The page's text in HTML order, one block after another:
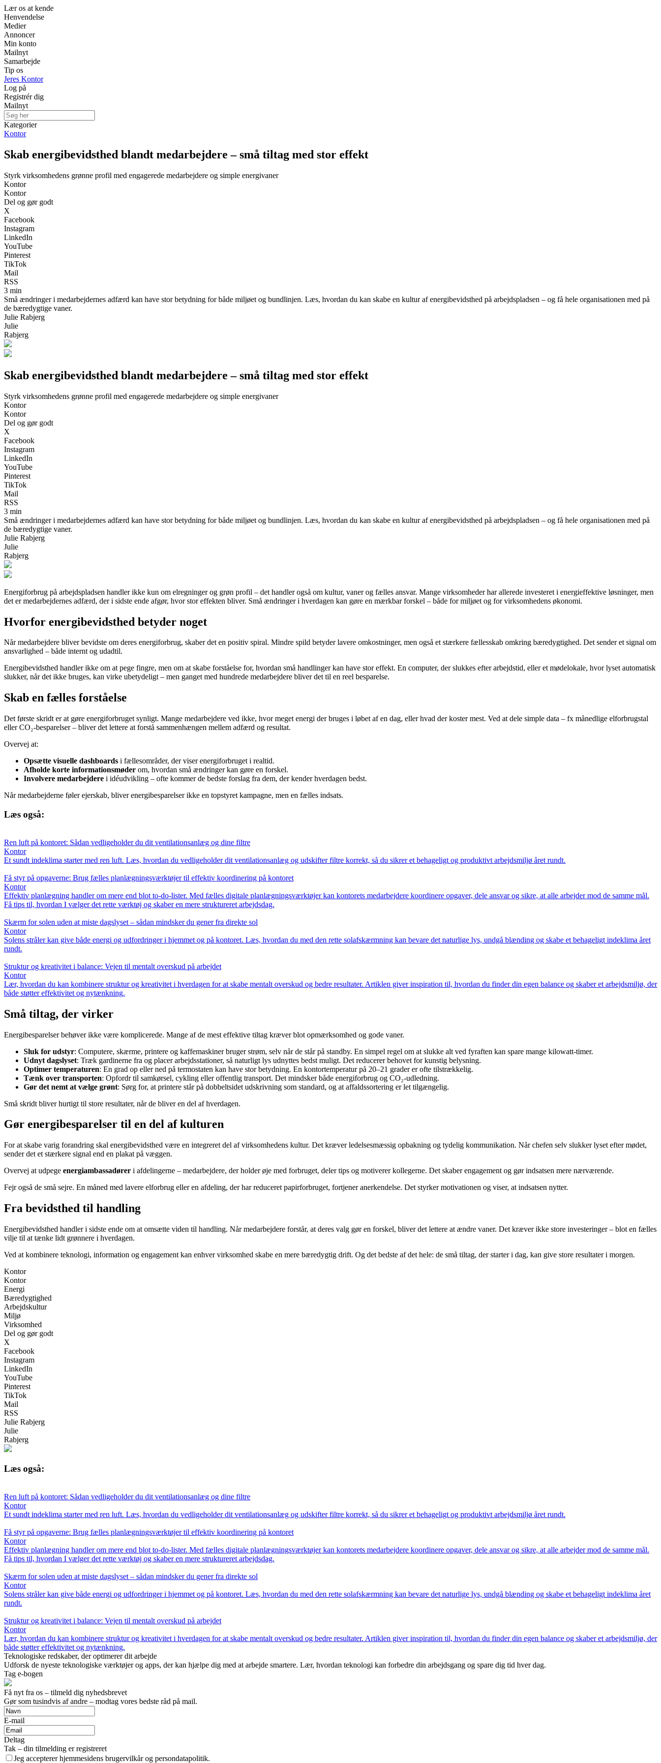
Lær os at kende
Henvendelse
Medier
Annoncer
Min konto
Mailnyt
Samarbejde
Tip os
Jeres Kontor
Log på
Registrér dig
Mailnyt
Kategorier
Kontor
Skab energibevidsthed blandt medarbejdere – små tiltag med stor effekt
Styrk virksomhedens grønne profil med engagerede medarbejdere og simple energivaner
Kontor
Kontor
Del og gør godt
X
Facebook
Instagram
LinkedIn
YouTube
Pinterest
TikTok
Mail
RSS
3 min
Små ændringer i medarbejdernes adfærd kan have stor betydning for både miljøet og bundlinjen. Læs, hvordan du kan skabe en kultur af energibevidsthed på arbejdspladsen – og få hele organisationen med på
de bæredygtige vaner.
Julie Rabjerg
Julie
Rabjerg
Skab energibevidsthed blandt medarbejdere – små tiltag med stor effekt
Styrk virksomhedens grønne profil med engagerede medarbejdere og simple energivaner
Kontor
Kontor
Del og gør godt
X
Facebook
Instagram
LinkedIn
YouTube
Pinterest
TikTok
Mail
RSS
3 min
Små ændringer i medarbejdernes adfærd kan have stor betydning for både miljøet og bundlinjen. Læs, hvordan du kan skabe en kultur af energibevidsthed på arbejdspladsen – og få hele organisationen med på
de bæredygtige vaner.
Julie Rabjerg
Julie
Rabjerg
Energiforbrug på arbejdspladsen handler ikke kun om elregninger og grøn profil – det handler også om kultur, vaner og fælles ansvar. Mange virksomheder har allerede investeret i energieffektive løsninger, men
det er medarbejdernes adfærd, der i sidste ende afgør, hvor stor effekten bliver. Små ændringer i hverdagen kan gøre en mærkbar forskel – både for miljøet og for virksomhedens økonomi.
Hvorfor energibevidsthed betyder noget
Når medarbejdere bliver bevidste om deres energiforbrug, skaber det en positiv spiral. Mindre spild betyder lavere omkostninger, men også et stærkere fællesskab omkring bæredygtighed. Det sender et signal om
ansvarlighed – både internt og udadtil.
Energibevidsthed handler ikke om at pege fingre, men om at skabe forståelse for, hvordan små handlinger kan have stor effekt. En computer, der slukkes efter arbejdstid, eller et mødelokale, hvor lyset automatisk
slukker, når det ikke bruges, kan virke ubetydeligt – men ganget med hundrede medarbejdere bliver det til en reel besparelse.
Skab en fælles forståelse
Det første skridt er at gøre energiforbruget synligt. Mange medarbejdere ved ikke, hvor meget energi der bruges i løbet af en dag, eller hvad der koster mest. Ved at dele simple data – fx månedlige elforbrugstal
eller CO₂-besparelser – bliver det lettere at forstå sammenhængen mellem adfærd og resultat.
Overvej at:
Opsætte visuelle dashboards i fællesområder, der viser energiforbruget i realtid.
Afholde korte informationsmøder om, hvordan små ændringer kan gøre en forskel.
Involvere medarbejdere i idéudvikling – ofte kommer de bedste forslag fra dem, der kender hverdagen bedst.
Når medarbejderne føler ejerskab, bliver energibesparelser ikke en topstyret kampagne, men en fælles indsats.
Læs også:
Ren luft på kontoret: Sådan vedligeholder du dit ventilationsanlæg og dine filtre
Kontor
Et sundt indeklima starter med ren luft. Læs, hvordan du vedligeholder dit ventilationsanlæg og udskifter filtre korrekt, så du sikrer et behageligt og produktivt arbejdsmiljø året rundt.
Få styr på opgaverne: Brug fælles planlægningsværktøjer til effektiv koordinering på kontoret
Kontor
Effektiv planlægning handler om mere end blot to-do-lister. Med fælles digitale planlægningsværktøjer kan kontorets medarbejdere koordinere opgaver, dele ansvar og sikre, at alle arbejder mod de samme mål.
Få tips til, hvordan I vælger det rette værktøj og skaber en mere struktureret arbejdsdag.
Skærm for solen uden at miste dagslyset – sådan mindsker du gener fra direkte sol
Kontor
Solens stråler kan give både energi og udfordringer i hjemmet og på kontoret. Læs, hvordan du med den rette solafskærmning kan bevare det naturlige lys, undgå blænding og skabe et behageligt indeklima året
rundt.
Struktur og kreativitet i balance: Vejen til mentalt overskud på arbejdet
Kontor
Lær, hvordan du kan kombinere struktur og kreativitet i hverdagen for at skabe mentalt overskud og bedre resultater. Artiklen giver inspiration til, hvordan du finder din egen balance og skaber et arbejdsmiljø, der
både støtter effektivitet og nytænkning.
Små tiltag, der virker
Energibesparelser behøver ikke være komplicerede. Mange af de mest effektive tiltag kræver blot opmærksomhed og gode vaner.
Sluk for udstyr: Computere, skærme, printere og kaffemaskiner bruger strøm, selv når de står på standby. En simpel regel om at slukke alt ved fyraften kan spare mange kilowatt-timer.
Udnyt dagslyset: Træk gardinerne fra og placer arbejdsstationer, så naturligt lys udnyttes bedst muligt. Det reducerer behovet for kunstig belysning.
Optimer temperaturen: En grad op eller ned på termostaten kan have stor betydning. En kontortemperatur på 20–21 grader er ofte tilstrækkelig.
Tænk over transporten: Opfordr til samkørsel, cykling eller offentlig transport. Det mindsker både energiforbrug og CO₂-udledning.
Gør det nemt at vælge grønt: Sørg for, at printere står på dobbeltsidet udskrivning som standard, og at affaldssortering er let tilgængelig.
Små skridt bliver hurtigt til store resultater, når de bliver en del af hverdagen.
Gør energibesparelser til en del af kulturen
For at skabe varig forandring skal energibevidsthed være en integreret del af virksomhedens kultur. Det kræver ledelsesmæssig opbakning og tydelig kommunikation. Når chefen selv slukker lyset efter mødet,
sender det et stærkere signal end en plakat på væggen.
Overvej at udpege energiambassadører i afdelingerne – medarbejdere, der holder øje med forbruget, deler tips og motiverer kollegerne. Det skaber engagement og gør indsatsen mere nærværende.
Fejr også de små sejre. En måned med lavere elforbrug eller en afdeling, der har reduceret papirforbruget, fortjener anerkendelse. Det styrker motivationen og viser, at indsatsen nytter.
Fra bevidsthed til handling
Energibevidsthed handler i sidste ende om at omsætte viden til handling. Når medarbejdere forstår, at deres valg gør en forskel, bliver det lettere at ændre vaner. Det kræver ikke store investeringer – blot en fælles
vilje til at tænke lidt grønnere i hverdagen.
Ved at kombinere teknologi, information og engagement kan enhver virksomhed skabe en mere bæredygtig drift. Og det bedste af det hele: de små tiltag, der starter i dag, kan give store resultater i morgen.
Kontor
Kontor
Energi
Bæredygtighed
Arbejdskultur
Miljø
Virksomhed
Del og gør godt
X
Facebook
Instagram
LinkedIn
YouTube
Pinterest
TikTok
Mail
RSS
Julie Rabjerg
Julie
Rabjerg
Læs også:
Ren luft på kontoret: Sådan vedligeholder du dit ventilationsanlæg og dine filtre
Kontor
Et sundt indeklima starter med ren luft. Læs, hvordan du vedligeholder dit ventilationsanlæg og udskifter filtre korrekt, så du sikrer et behageligt og produktivt arbejdsmiljø året rundt.
Få styr på opgaverne: Brug fælles planlægningsværktøjer til effektiv koordinering på kontoret
Kontor
Effektiv planlægning handler om mere end blot to-do-lister. Med fælles digitale planlægningsværktøjer kan kontorets medarbejdere koordinere opgaver, dele ansvar og sikre, at alle arbejder mod de samme mål.
Få tips til, hvordan I vælger det rette værktøj og skaber en mere struktureret arbejdsdag.
Skærm for solen uden at miste dagslyset – sådan mindsker du gener fra direkte sol
Kontor
Solens stråler kan give både energi og udfordringer i hjemmet og på kontoret. Læs, hvordan du med den rette solafskærmning kan bevare det naturlige lys, undgå blænding og skabe et behageligt indeklima året
rundt.
Struktur og kreativitet i balance: Vejen til mentalt overskud på arbejdet
Kontor
Lær, hvordan du kan kombinere struktur og kreativitet i hverdagen for at skabe mentalt overskud og bedre resultater. Artiklen giver inspiration til, hvordan du finder din egen balance og skaber et arbejdsmiljø, der
både støtter effektivitet og nytænkning.
Teknologiske redskaber, der optimerer dit arbejde
Udforsk de nyeste teknologiske værktøjer og apps, der kan hjælpe dig med at arbejde smartere. Lær, hvordan teknologi kan forbedre din arbejdsgang og spare dig tid hver dag.
Tag e-bogen
Få nyt fra os – tilmeld dig nyhedsbrevet
Gør som tusindvis af andre – modtag vores bedste råd på mail.
E-mail
Deltag
Tak – din tilmelding er registreret
Jeg accepterer hjemmesidens brugervilkår og persondatapolitik.